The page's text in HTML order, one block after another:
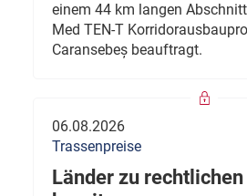
einem 44 km langen
Med TEN-T
Caransebeș beauftragt.
06.08.2026
Trassenpreise
Länder zu